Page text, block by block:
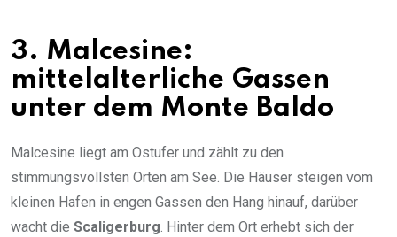
3. Malcesine:
mittelalterliche Gassen
unter dem Monte Baldo
Malcesine liegt am Ostufer und zählt zu den
stimmungsvollsten Orten am See. Die Häuser steigen vom
kleinen Hafen in engen Gassen den Hang hinauf, darüber
wacht die Scaligerburg. Hinter dem Ort erhebt sich der